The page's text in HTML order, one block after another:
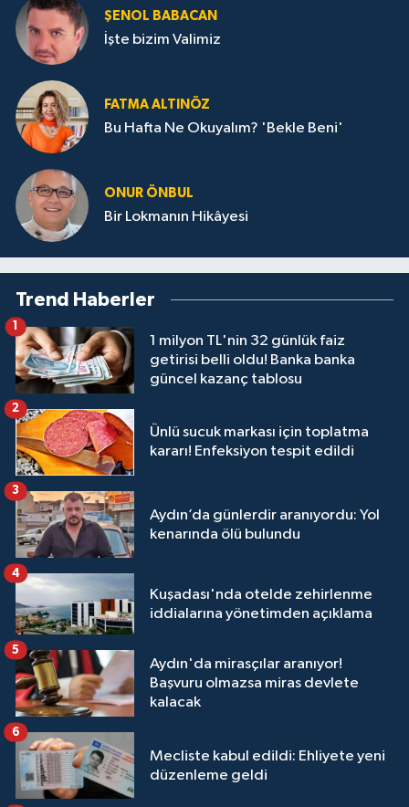
ŞENOL BABACAN
İşte bizim Valimiz
FATMA ALTINÖZ
Bu Hafta Ne Okuyalım? 'Bekle Beni'
ONUR ÖNBUL
Bir Lokmanın Hikâyesi
Trend Haberler
1 milyon TL'nin 32 günlük faiz
getirisi belli oldu! Banka banka
güncel kazanç tablosu
1
Ünlü sucuk markası için toplatma
kararı! Enfeksiyon tespit edildi
2
Aydın’da günlerdir aranıyordu: Yol
kenarında ölü bulundu
3
Kuşadası'nda otelde zehirlenme
iddialarına yönetimden açıklama
4
Aydın'da mirasçılar aranıyor!
Başvuru olmazsa miras devlete
kalacak
5
Mecliste kabul edildi: Ehliyete yeni
düzenleme geldi
6